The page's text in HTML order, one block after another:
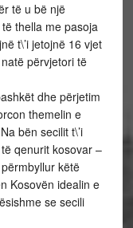
të u bë një
thella me pasoja
t\’i jetojnë 16 vjet
përvjetori të
dhe përjetim
themelin e
bën secilit t\’i
qenurit kosovar –
këtë
Kosovën idealin e
se secili